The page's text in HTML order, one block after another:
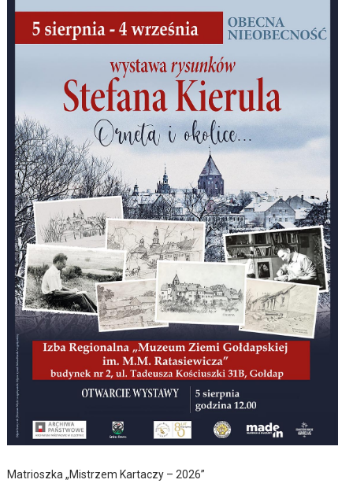
Matrioszka „Mistrzem Kartaczy – 2026”